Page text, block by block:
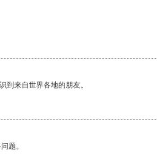
到来自世界各地的朋友。
题。